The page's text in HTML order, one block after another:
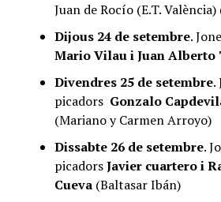
Juan de Rocío (E.T.
Dijous 24 de setembre.
Mario Vilau i Juan Alberto
Divendres 25 de setembre.
picadors Gonzalo
(Mariano y Carmen Arroyo)
Dissabte 26 de setembre.
picadorsJavier cuartero i
Cueva(Baltasar Ibán)